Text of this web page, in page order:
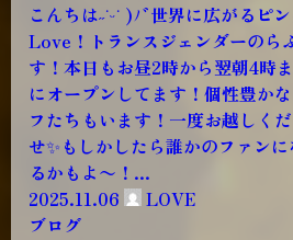
こんちは˶˙ᵕ˙ )ﾉﾞ世界に広がるピ
Love！トランスジェンダーのら
す！本日もお昼2時から翌朝4時
にオープンしてます！個性豊か
フたちもいます！一度お越しく
せ✨️もしかしたら誰かのファンに
るかもよ〜！...
2025.11.06
LOVE
ブログ